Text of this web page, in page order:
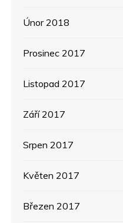
Únor 2018
Prosinec 2017
Listopad 2017
Září 2017
Srpen 2017
Květen 2017
Březen 2017